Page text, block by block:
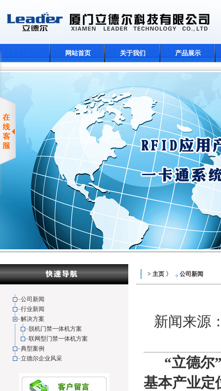
网站首页 关于我们 产品展示
公司新闻
行业新闻
解决方案
脱机门禁一体机方案
联网型门禁一体机方案
典型案例
立德尔企业风采
> 主页 〉 公司新闻
新闻来源
“立德尔”
基本产业定